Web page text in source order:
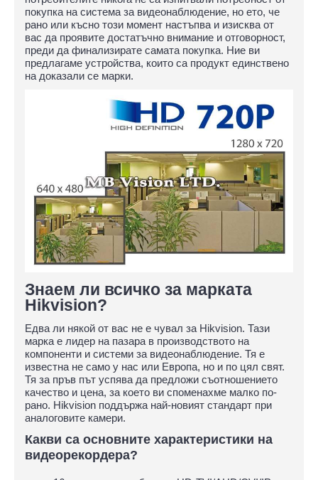
покупка на система за видеонаблюдение, но ето, че
рано или късно този момент настъпва и изисква от
вас да проявите достатъчно внимание и отговорност,
преди да финализирате самата покупка. Ние ви
предлагаме устройства, които са продукт единствено
на доказали се марки.
Знаем ли всичко за марката
Hikvision?
Едва ли някой от вас не е чувал за Hikvision. Тази
марка е лидер на пазара в производството на
компоненти и системи за видеонаблюдение. Тя е
известна не само у нас или Европа, но и по цял свят.
Тя за пръв път успява да предложи съотношението
качество и цена, за което ви споменахме малко по-
рано. Hikvision поддържа най-новият стандарт при
аналоговите камери.
Какви са основните характеристики на
видеорекордера?